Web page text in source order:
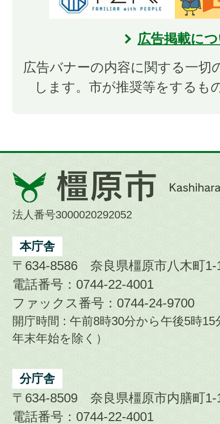
広告掲載に
広告バナーの内容に関する一切
します。市が推奨等をするも
橿
原
市
City
法人番号3000020292052
本庁舎
〒634-8586 奈良県橿原市八木町1-
電話番号：0744-22-4001
ファックス番号：0744-24-9700
開庁時間 : 午前8時30分から午後5時
年末年始を除く）
分庁舎
〒634-8509 奈良県橿原市内膳町1-
電話番号：0744-22-4001